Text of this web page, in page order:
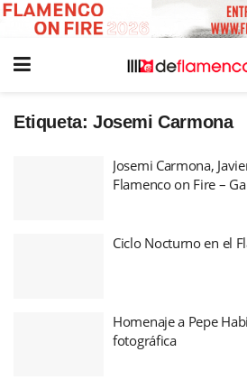
Etiqueta: Josemi Carmona
Josemi Carmona,
Flamenco on Fire –
Ciclo Nocturno en el
Homenaje a Pepe
fotográfica